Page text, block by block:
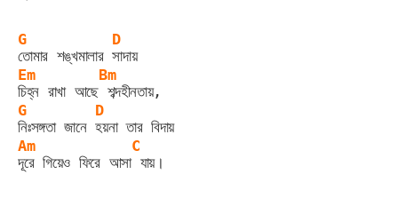
G
তোমার শঙ্খমালার
D
সাদায়
Em
চিহ্ন রাখা আছে
Bm
শব্দহীনতায়,
G
নিঃসঙ্গতা জানে
D
হয়না তার বিদায়
Am
দূরে গিয়েও ফিরে আসা
C
যায়।